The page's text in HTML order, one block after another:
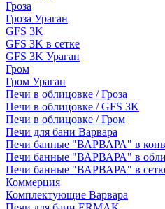
Гроза
Гроза Ураган
GFS 3K
GFS 3K в сетке
GFS 3K Ураган
Гром
Гром Ураган
Печи в облицовке / Гроза
Печи в облицовке / GFS 3K
Печи в облицовке / Гром
Печи для бани Варвара
Печи банные "ВАРВАРА" в
Печи банные "ВАРВАРА" в
Печи банные "ВАРВАРА" в
Коммерция
Комплектующие Варвара